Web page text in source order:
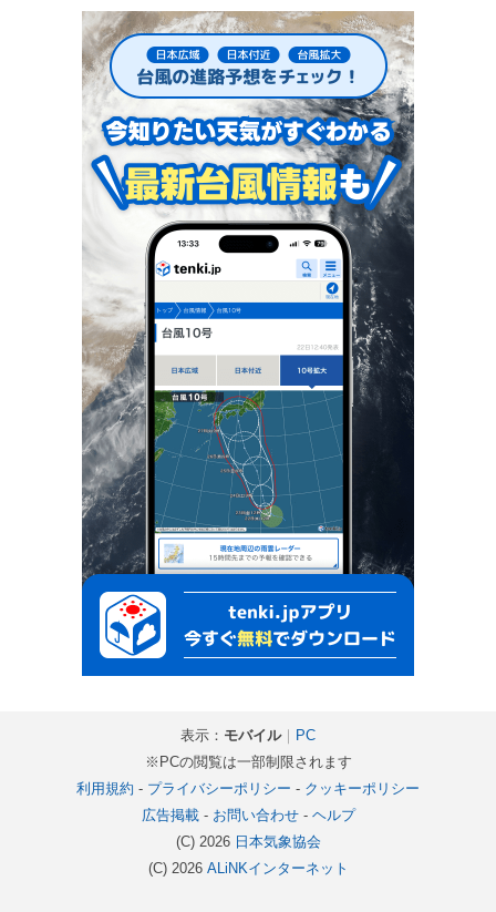
表示： モバイル｜ PC
※PCの閲覧は一部制限されます
利用規約 - プライバシーポリシー - クッキーポリシー
広告掲載- お問い合わせ- ヘルプ
(C) 2026 日本気象協会
(C) 2026 ALiNKインターネット